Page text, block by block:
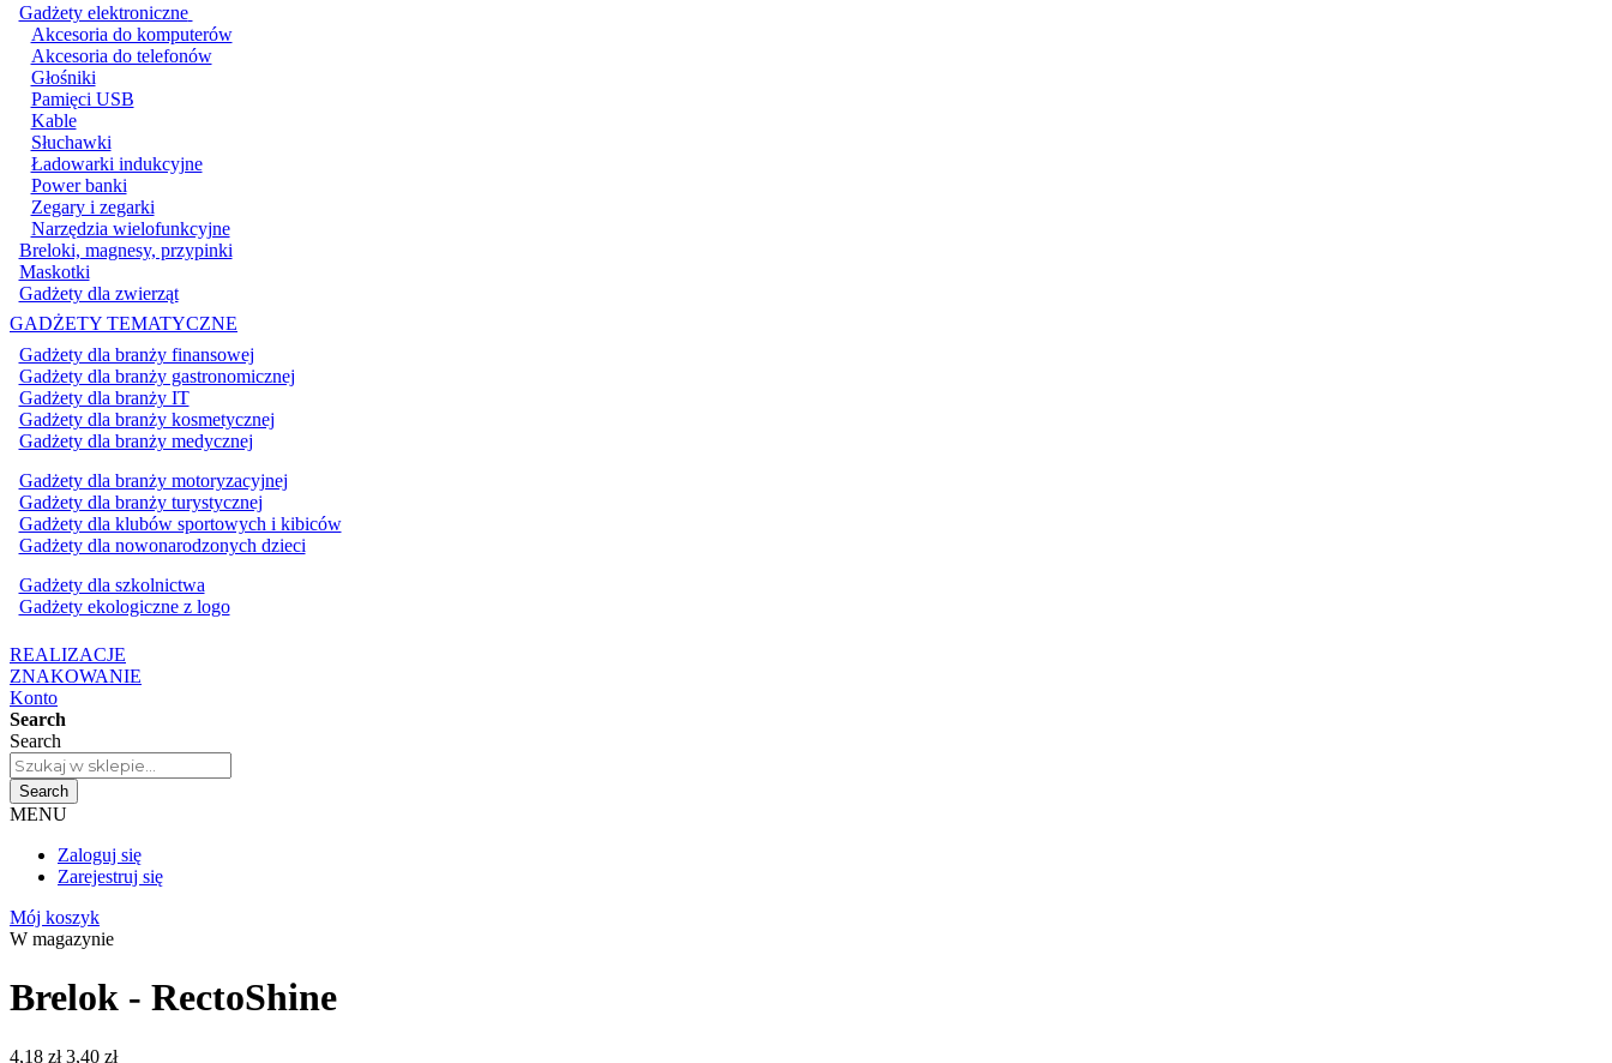
Gadżety elektroniczne
Akcesoria do komputerów
Akcesoria do telefonów
Głośniki
Pamięci USB
Kable
Słuchawki
Ładowarki indukcyjne
Power banki
Zegary i zegarki
Narzędzia wielofunkcyjne
Breloki, magnesy, przypinki
Maskotki
Gadżety dla zwierząt
GADŻETY TEMATYCZNE
Gadżety dla branży finansowej
Gadżety dla branży gastronomicznej
Gadżety dla branży IT
Gadżety dla branży kosmetycznej
Gadżety dla branży medycznej
Gadżety dla branży motoryzacyjnej
Gadżety dla branży turystycznej
Gadżety dla klubów sportowych i kibiców
Gadżety dla nowonarodzonych dzieci
Gadżety dla szkolnictwa
Gadżety ekologiczne z logo
REALIZACJE
ZNAKOWANIE
Konto
Search
Search
Search
MENU
Zaloguj się
Zarejestruj się
Mój koszyk
W magazynie
Brelok - RectoShine
4,18 zł 3,40 zł